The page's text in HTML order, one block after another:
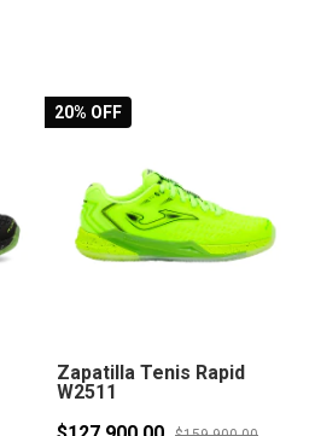
20% OFF
Zapatilla Tenis Rapid
W2511